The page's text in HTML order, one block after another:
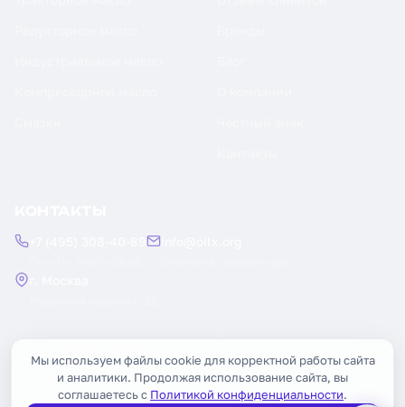
Мы используем файлы cookie для корректной работы сайта
и аналитики. Продолжая использование сайта, вы
соглашаетесь с Политикой конфиденциальности.